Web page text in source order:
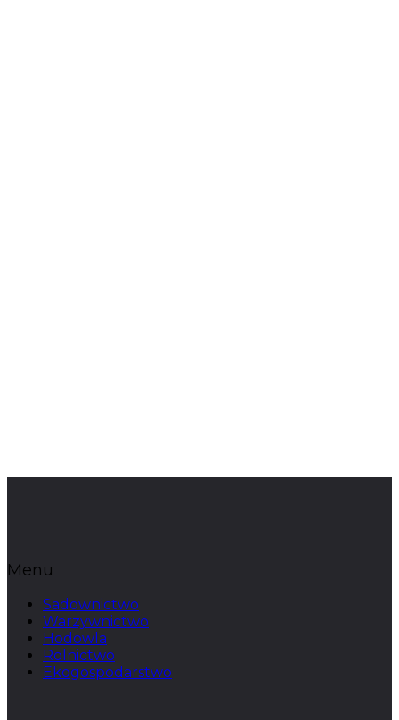
Menu
Sadownictwo
Warzywnictwo
Hodowla
Rolnictwo
Ekogospodarstwo